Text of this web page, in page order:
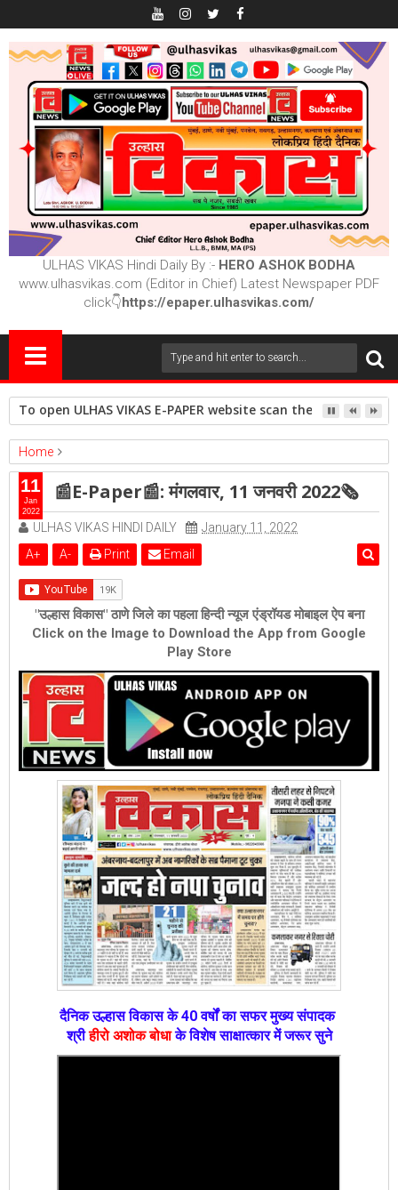
ULHAS VIKAS Hindi Daily By :- HERO ASHOK BODHA
www.ulhasvikas.com (Editor in Chief) Latest Newspaper PDF
click👇https://epaper.ulhasvikas.com/
To open ULHAS VIKAS E-PAPER website scan the QR
Home
epaper
Featured 📰E-Paper📰: मंगलवार, 11 जनवरी 2022🗞
📰E-Paper📰: मंगलवार, 11 जनवरी 2022🗞
ULHAS VIKAS HINDI DAILY
January 11, 2022
A+ A- Print Email
"उल्हास विकास" ठाणे जिले का पहला हिन्दी न्यूज एंड्रॉयड मोबाइल ऐप बना
Click on the Image to Download the App from Google
Play Store
दैनिक उल्हास विकास के 40 वर्षों का सफर मुख्य संपादक
श्रीहीरो अशोक बोधाके विशेष साक्षात्कार में जरूर सुने
11
Jan
2022